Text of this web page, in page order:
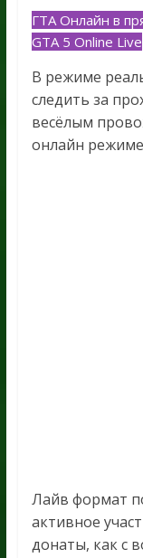
ГТА Онлайн в
GTA 5 Online Live
В режиме
следить за
весёлым
онлайн
Лайв формат
активное
донаты, как с